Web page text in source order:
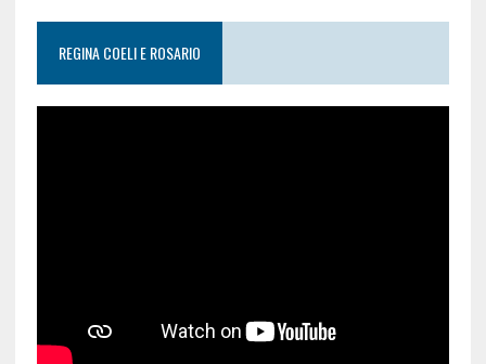
REGINA COELI E ROSARIO